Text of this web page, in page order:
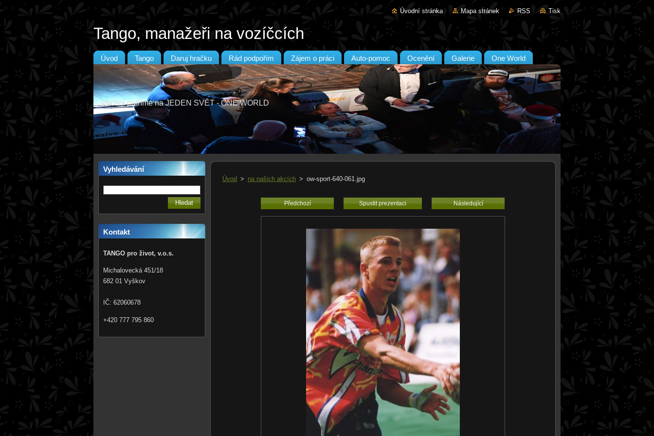
Úvodní stránka Mapa stránek RSS Tisk
Tango, manažeři na vozíčcích
Úvod Tango Daruj hračku Rád podpořím Zájem o práci Auto-pomoc Ocenění Galerie One World
všichni patříme na JEDEN SVĚT - ONE WORLD
Vyhledávání
Kontakt
TANGO pro život, v.o.s.
Michalovecká 451/18
682 01 Vyškov
IČ: 62060678
+420 777 795 860
Úvod > na našich akcích > ow-sport-640-061.jpg
Předchozí Spustit prezentaci Následující